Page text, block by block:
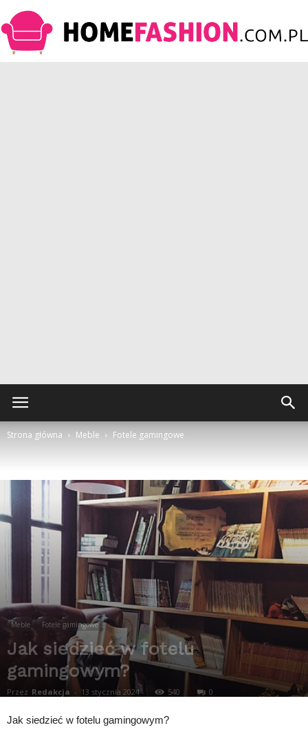
Strona główna Meble Fotele gamingowe
Meble Fotele gamingowe
Jak siedzieć w fotelu
gamingowym?
Przez Redakcja - 13 stycznia 2024 540 0
Jak siedzieć w fotelu gamingowym?